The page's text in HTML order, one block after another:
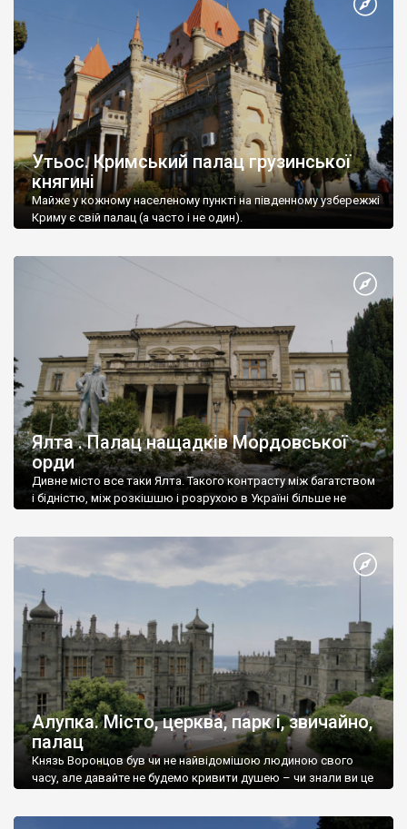
Утьос. Кримський палац грузинської
княгині
Майже у кожному населеному пункті на південному узбережжі
Криму є свій палац (а часто і не один).
Ялта . Палац нащадків Мордовської
орди
Дивне місто все таки Ялта. Такого контрасту між багатством
і бідністю, між розкішшю і розрухою в Україні більше не
Алупка. Місто, церква, парк і, звичайно,
палац
Князь Воронцов був чи не найвідомішою людиною свого
часу, але давайте не будемо кривити душею – чи знали ви це